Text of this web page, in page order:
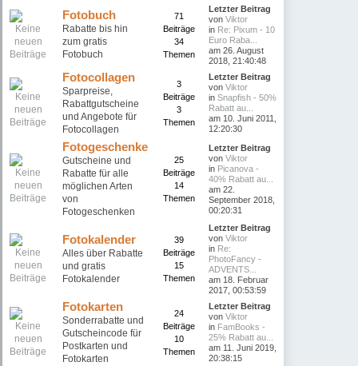
Fotobuch
Rabatte bis hin
zum gratis
Fotobuch
71
Beiträge
34
Themen
Letzter Beitrag
vonViktor
in Re: Pixum - 10
Euro Raba...
am 26. August
2018, 21:40:48
Fotocollagen
Sparpreise,
Rabattgutscheine
und Angebote für
Fotocollagen
3
Beiträge
3
Themen
Letzter Beitrag
vonViktor
inSnapfish - 50%
Rabatt au...
am 10. Juni 2011,
12:20:30
Fotogeschenke
Gutscheine und
Rabatte für alle
möglichen Arten
von
Fotogeschenken
25
Beiträge
14
Themen
Letzter Beitrag
vonViktor
in Picanova -
40% Rabatt au...
am 22.
September 2018,
00:20:31
Fotokalender
Alles über Rabatte
und gratis
Fotokalender
39
Beiträge
15
Themen
Letzter Beitrag
vonViktor
in Re:
PhotoFancy -
ADVENTS...
am 18. Februar
2017, 00:53:59
Fotokarten
Sonderrabatte und
Gutscheincode für
Postkarten und
Fotokarten
24
Beiträge
10
Themen
Letzter Beitrag
vonViktor
in FamBooks -
25% Rabatt au...
am 11. Juni 2019,
20:38:15